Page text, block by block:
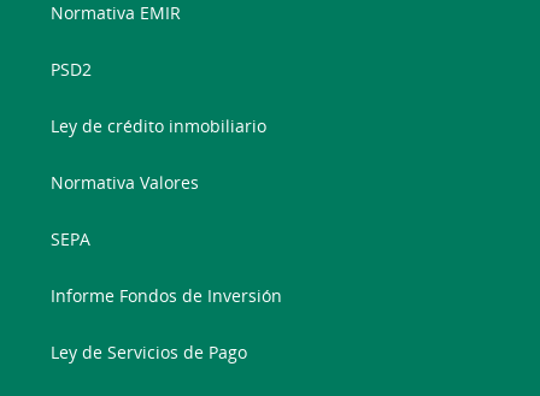
Normativa EMIR
PSD2
Ley de crédito inmobiliario
Normativa Valores
SEPA
Informe Fondos de Inversión
Ley de Servicios de Pago